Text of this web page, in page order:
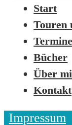
Start
Touren
Termine
Bücher
Über
Kontakt
Impressum